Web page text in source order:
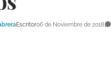
Escritor06 de Noviembre de 2018